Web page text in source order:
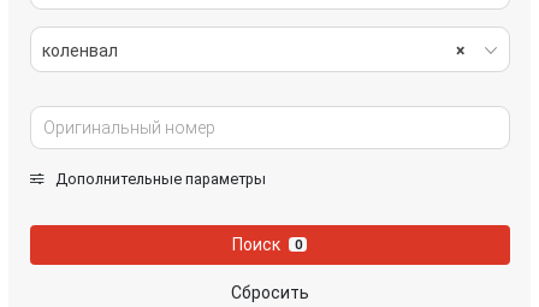
×
коленвал
Дополнительные параметры
Поиск 0
Сбросить